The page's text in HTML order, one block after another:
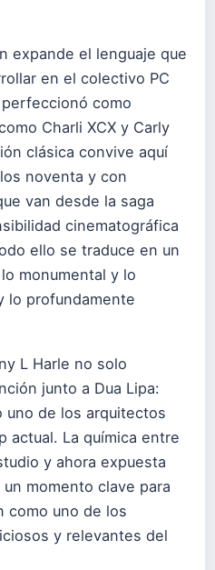
expande el lenguaje que
en el colectivo PC
como
Charli XCX y Carly
clásica convive aquí
noventa y con
van desde la saga
cinematográfica
ello se traduce en un
monumental y lo
lo profundamente
L Harle no solo
junto a Dua Lipa:
uno de los arquitectos
actual. La química entre
y ahora expuesta
momento clave para
como uno de los
y relevantes del